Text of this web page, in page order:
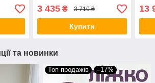
ліжечка для садочка
140х70 см
3 435₴ 3 710 ₴
Купити
13
та новинки
Топ продажів –17%